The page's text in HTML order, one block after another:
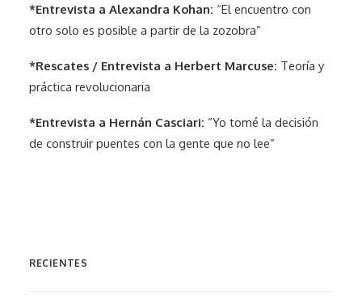
*Entrevista a Alexandra Kohan: “El encuentro con
otro solo es posible a partir de la zozobra”
*Rescates / Entrevista a Herbert Marcuse: Teoría y
práctica revolucionaria
*Entrevista a Hernán Casciari: “Yo tomé la decisión
de construir puentes con la gente que no lee”
RECIENTES